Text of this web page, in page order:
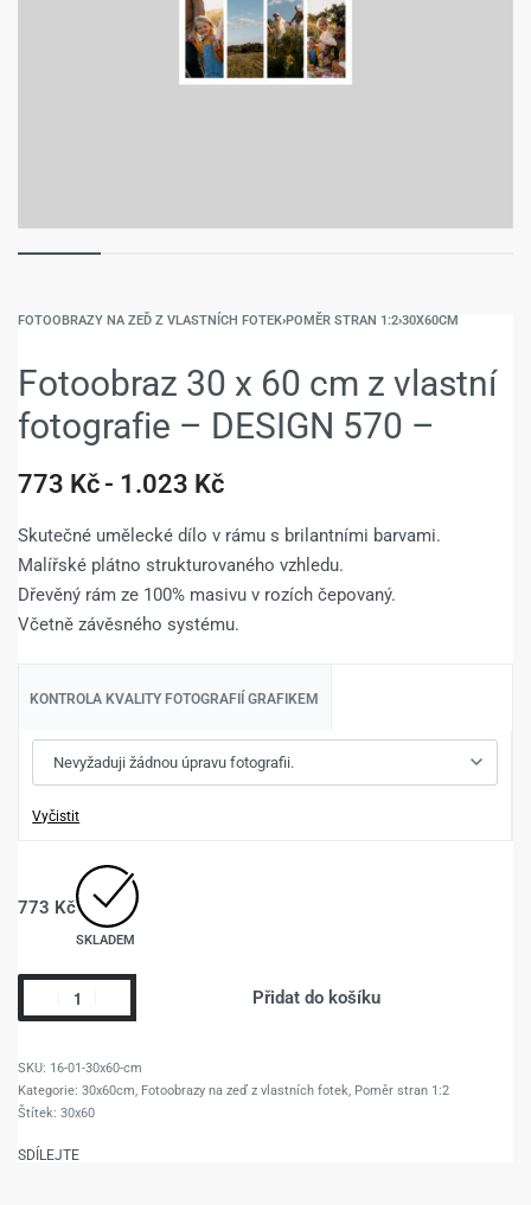
FOTOOBRAZY NA ZEĎ Z VLASTNÍCH FOTEK›POMĚR STRAN 1:2›30X60CM
Fotoobraz 30 x 60 cm z vlastní
fotografie – DESIGN 570 –
773 Kč 1.023 Kč
Skutečné umělecké dílo v rámu s brilantními barvami.
Malířské plátno strukturovaného vzhledu.
Dřevěný rám ze 100% masivu v rozích čepovaný.
Včetně závěsného systému.
KONTROLA KVALITY FOTOGRAFIÍ GRAFIKEM
Vyčistit
773 Kč
SKLADEM
Přidat do košíku
16-01-30x60-cm
Kategorie: 30x60cm, Fotoobrazy na zeď z vlastních fotek, Poměr stran 1:2
Štítek: 30x60
SDÍLEJTE